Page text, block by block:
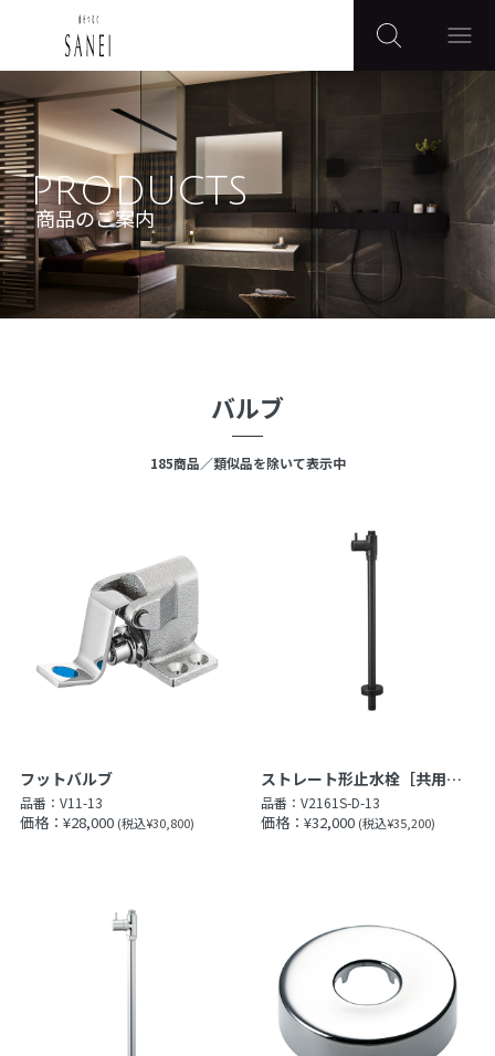
PRODUCTS
商品のご案内
バルブ
185商品／類似品を除いて表示中
フットバルブ
品番： V11-13
価格：¥28,000 (税込¥30,800)
ストレート形止水栓［共用形］
品番：V2161S-D-13
価格：¥32,000 (税込¥35,200)